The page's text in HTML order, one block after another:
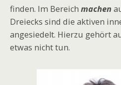
finden. Im Bereich machen
Dreiecks sind die aktiven
angesiedelt. Hierzu gehört
etwas nicht tun.